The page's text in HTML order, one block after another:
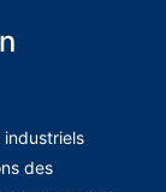
des